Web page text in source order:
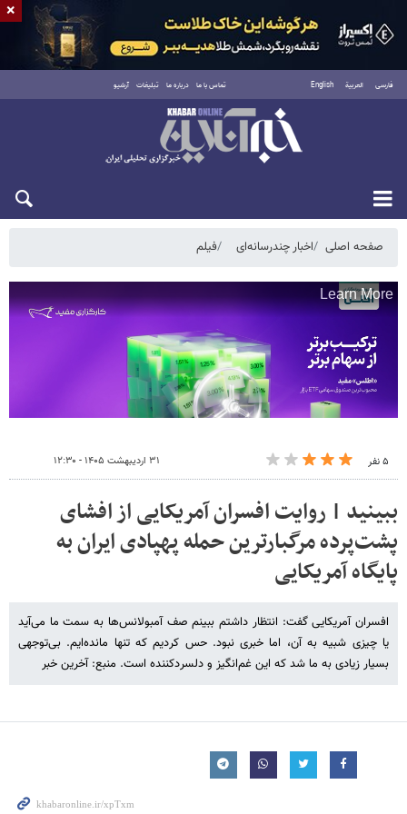
فارسی العربية English تماس با ما درباره ما تبلیغات آرشیو
دوشنبه ۱۹ مرداد ۱۴۰۵
صفحه اصلی اخبار چندرسانه‌ای فیلم
۵ نفر ۳۱ اردیبهشت ۱۴۰۵ - ۱۲:۳۰
ببینید | روایت افسران آمریکایی از افشای
پشت‌پرده مرگبارترین حمله پهپادی ایران به
پایگاه آمریکایی
افسران آمریکایی گفت: انتظار داشتم ببینم صف آمبولانس‌ها به سمت ما می‌آید
یا چیزی شبیه به آن، اما خبری نبود. حس کردیم که تنها مانده‌ایم. بی‌توجهی
بسیار زیادی به ما شد که این غم‌انگیز و دلسردکننده است. منبع: آخرین خبر
×